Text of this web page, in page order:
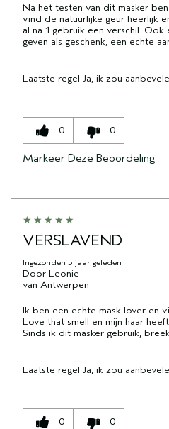
Na het testen van dit masker
vind de natuurlijke geur heerlijk
al na 1 gebruik een verschil.
geven als geschenk, een echte
Laatste regel Ja, ik zou
0 0
Markeer Deze Beoordeling
VERSLAVEND
Ingezonden 5 jaar geleden
Door Leonie
van Antwerpen
Ik ben een echte mask-lover en
Love that smell en mijn haar
Sinds ik dit masker gebruik,
Laatste regel Ja, ik zou
0 0